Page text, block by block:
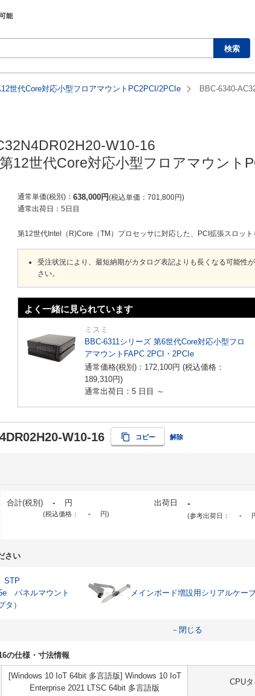
検索
世代Core対応小型フロアマウントPC2PCI/2PCIe BBC-6340-
W10-16
12世代Core対応小型フロアマウント
通常単価(税別) 638,000円 税込単価 701,800円
通常出荷日： 5日目
第12世代Intel（R)Core（TM）プロセッサに対応した、PCI拡張スロッ
受注状況により、最短納期がカタログ表記よりも長くなる可能性
さい。
よく一緒に見られています
ミスミ
BBC-6311シリーズ 第6世代Core対応小型フロ
アマウントFAPC 2PCI・2PCIe
通常価格(税別)： 172,100円 (税込価格：
189,310円)
通常出荷日：5 日目 ～
W10-16 コピー 解除
合計(税別) - 円
(税込価格： - 円)
出荷日 -
(参考出荷日： -
さい
STP
パネルマウント
タ）
メインボード増設用シリアルケー
－閉じる
の仕様・寸法情報
[Windows 10 IoT 64bit 多言語版] Windows 10 IoT
Enterprise 2021 LTSC 64bit 多言語版
CPU